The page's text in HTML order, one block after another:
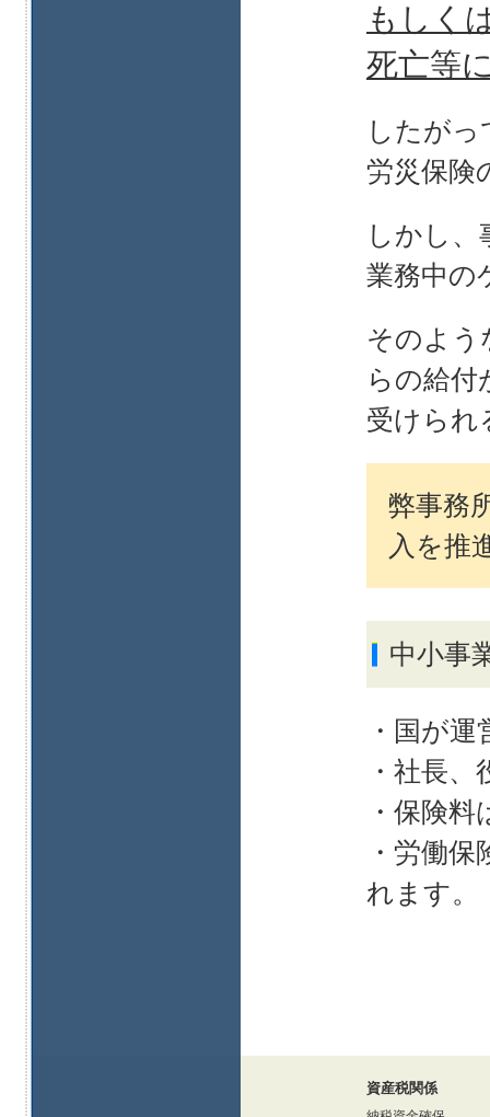
もしく
死亡等
したがっ
労災保険
しかし
業務中の
そのよう
らの給付
受けられ
弊事務
入を推
中小事
国が運
社長、
保険料
労働保
れます。
資産税関係